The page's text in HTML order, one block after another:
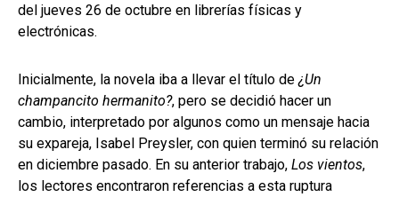
del jueves 26 de octubre en librerías físicas y
electrónicas.
Inicialmente, la novela iba a llevar el título de¿Un
champancito hermanito?, pero se decidió hacer un
cambio, interpretado por algunos como un mensaje hacia
su expareja, Isabel Preysler, con quien terminó su relación
en diciembre pasado. En su anterior trabajo, Los vientos,
los lectores encontraron referencias a esta ruptura